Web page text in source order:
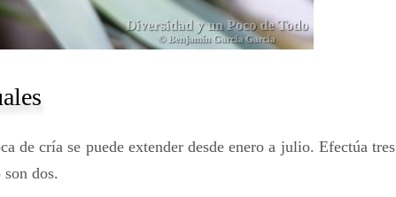
de cría se puede extender desde enero a julio. Efectúa tres
dos.